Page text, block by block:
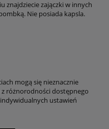
znajdziecie zajączki w innych
Nie posiada kapsla.
mogą się nieznacznie
różnorodności dostępnego
ustawień